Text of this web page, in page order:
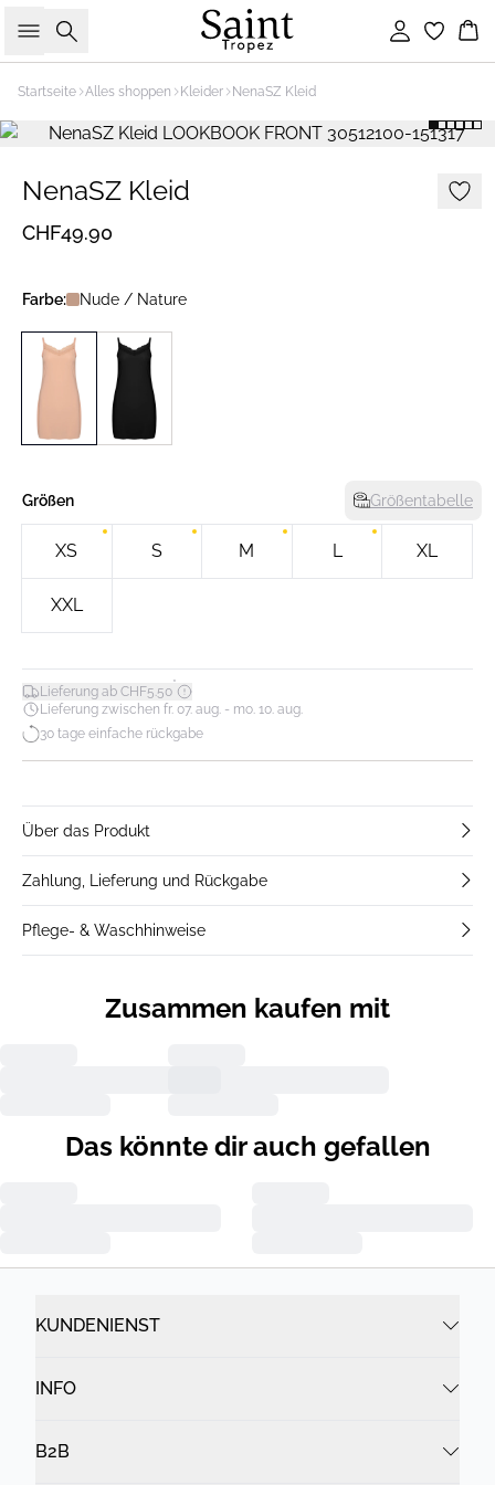
Suche Einloggen
Startseite Alles shoppen Kleider NenaSZ Kleid
NenaSZ Kleid
CHF49.90
Farbe: Nude / Nature
Größen Größentabelle
XS S M L XL
XXL
Lieferung ab CHF5.50*
Lieferung zwischen fr. 07. aug. - mo. 10. aug.
30 tage einfache rückgabe
Über das Produkt
Zahlung, Lieferung und Rückgabe
Pflege- & Waschhinweise
Zusammen kaufen mit
Das könnte dir auch gefallen
KUNDENIENST
INFO
B2B